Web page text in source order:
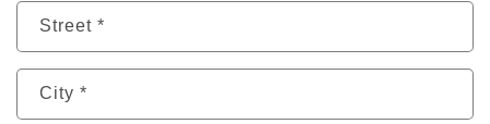
Street *
City *